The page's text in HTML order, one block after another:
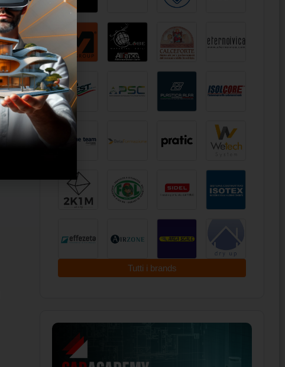
Tutti i brands